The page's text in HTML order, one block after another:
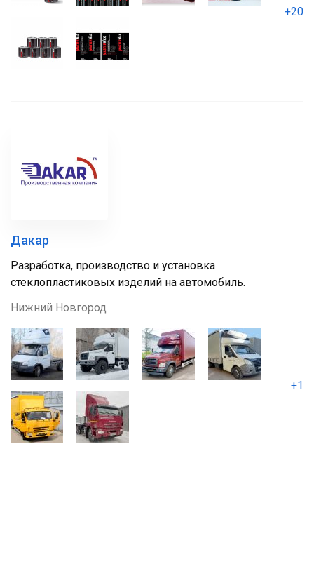
+20
Дакар
Разработка, производство и установка
стеклопластиковых изделий на автомобиль.
Нижний Новгород
+1